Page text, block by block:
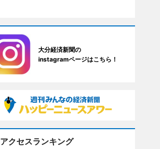
大分経済新聞の
instagramページはこちら！
アクセスランキング